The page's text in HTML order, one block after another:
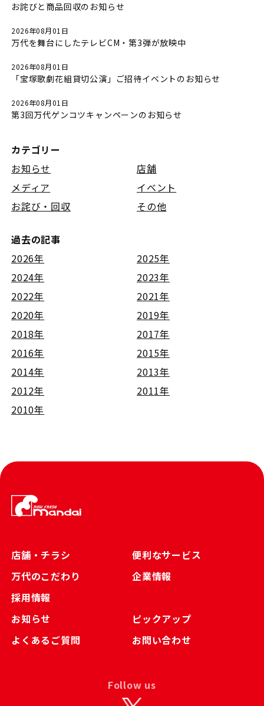
お詫びと商品回収のお知らせ
2026年08月01日
万代を舞台にしたテレビCM・第3弾が放映中
2026年08月01日
「宝塚歌劇花組貸切公演」ご招待イベントのお知らせ
2026年08月01日
第3回万代ゲンコツキャンペーンのお知らせ
カテゴリー
お知らせ
店舗
メディア
イベント
お詫び・回収
その他
過去の記事
2026年
2025年
2024年
2023年
2022年
2021年
2020年
2019年
2018年
2017年
2016年
2015年
2014年
2013年
2012年
2011年
2010年
店舗・チラシ
便利なサービス
万代のこだわり
企業情報
採用情報
お知らせ
ピックアップ
よくあるご質問
お問い合わせ
Follow us